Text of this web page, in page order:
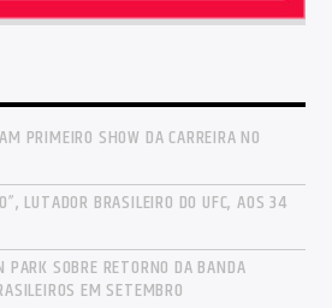
PRIMEIRO SHOW DA CARREIRA NO
LUTADOR BRASILEIRO DO UFC, AOS 34
PARK SOBRE RETORNO DA BANDA
EM SETEMBRO